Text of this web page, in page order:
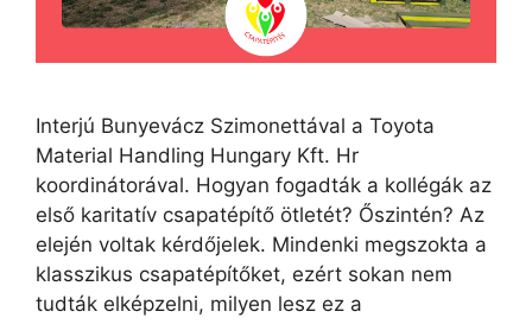
Interjú Bunyevácz Szimonettával a Toyota
Material Handling Hungary Kft. Hr
koordinátorával. Hogyan fogadták a kollégák az
első karitatív csapatépítő ötletét? Őszintén? Az
elején voltak kérdőjelek. Mindenki megszokta a
klasszikus csapatépítőket, ezért sokan nem
tudták elképzelni, milyen lesz ez a